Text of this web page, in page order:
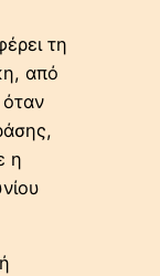
τη
από
όταν
η